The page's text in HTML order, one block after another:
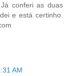
conferi as duas
e está certinho.
AM